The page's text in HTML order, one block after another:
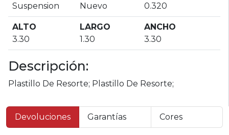
Suspension
Nuevo
0.320
ALTO
3.30
LARGO
1.30
ANCHO
3.30
Descripción:
Plastillo De Resorte; Plastillo De Resorte;
Devoluciones Garantías Cores